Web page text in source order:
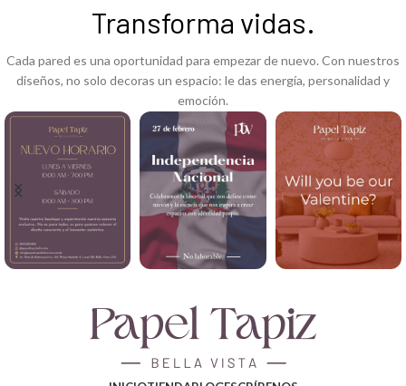
Transforma vidas.
Cada pared es una oportunidad para empezar de nuevo. Con nuestros
diseños, no solo decoras un espacio: le das energía, personalidad y
emoción.